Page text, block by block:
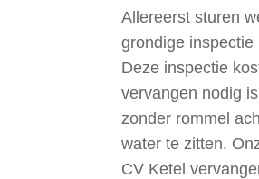
Allereerst sturen
grondige
Deze inspectie
vervangen nodig
zonder rommel
water te zitten.
CV Ketel